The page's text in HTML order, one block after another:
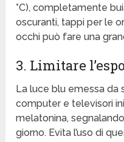
°C), completamente
oscuranti, tappi per le
occhi può fare una
3. Limitare
La luce blu emessa da
computer e televisori
melatonina,
giorno. Evita l’uso di